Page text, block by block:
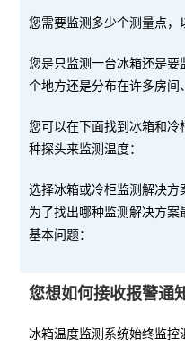
您需要监测多少个测量点，
您是只监测一台冰箱还是
个地方还是分布在许多房间
您可以在下面找到冰箱和
种探头来监测温度：
选择冰箱或冷柜监测解决方
为了找出哪种监测解决方
基本问题：
您想如何接收报警通
冰箱温度监测系统始终监控